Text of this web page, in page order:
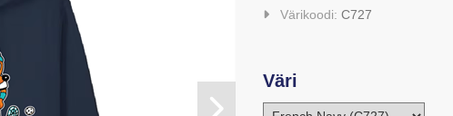
Värikoodi: C727
Väri